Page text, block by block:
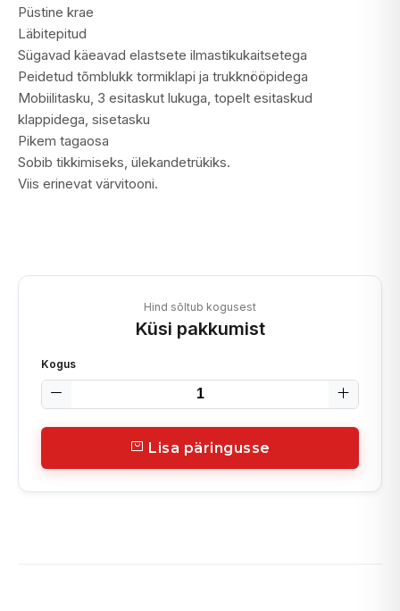
Püstine krae
Läbitepitud
Sügavad käeavad elastsete ilmastikukaitsetega
Peidetud tõmblukk tormiklapi ja trukknööpidega
Mobiilitasku, 3 esitaskut lukuga, topelt esitaskud
klappidega, sisetasku
Pikem tagaosa
Sobib tikkimiseks, ülekandetrükiks.
Viis erinevat värvitooni.
Hind sõltub kogusest
Küsi pakkumist
Kogus
Lisa päringusse